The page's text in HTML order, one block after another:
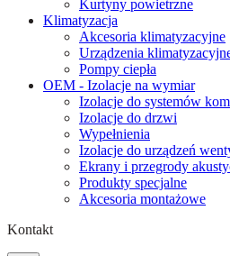
Kurtyny powietrzne
Klimatyzacja
Akcesoria klimatyzacyjne
Urządzenia
Pompy ciepła
OEM - Izolacje na wymiar
Izolacje do systemów
Izolacje do drzwi
Wypełnienia
Izolacje do urządzeń
Ekrany i przegrody
Produkty specjalne
Akcesoria montażowe
Kontakt